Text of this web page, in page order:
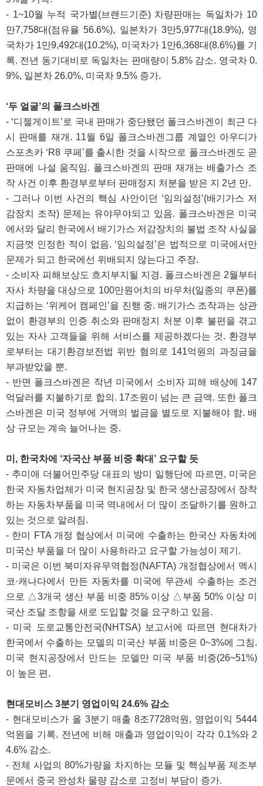
- 1~10월 누적 국가별(브랜드기준) 차량판매는 독일차가 10
만7,758대(점유율 56.6%), 일본차가 3만5,977대(18.9%), 영
국차가 1만9,492대(10.2%), 미국차가 1만6,368대(8.6%)를 기
록. 전년 동기대비로 독일차는 판매량이 5.8% 감소. 영국차 0.
9%, 일본차 26.0%, 미국차 9.5% 증가.
‘두 얼굴’의 폴크스바겐
- ‘디젤게이트’로 국내 판매가 중단됐던 폴크스바겐이 최근 다
시 판매를 재개. 11월 6일 폴크스바겐그룹 계열인 아우디가
스포츠카 ‘R8 쿠페’를 출시한 것을 시작으로 폴크스바겐도 곧
판매에 나설 움직임. 폴크스바겐의 판매 재개는 배출가스 조
작 사건 이후 환경부로부터 판매정지 처분을 받은 지 2년 만.
- 그러나 이번 사건의 핵심 사안이던 ‘임의설정’(배기가스 저
감장치 조작) 문제는 유야무야되고 있음. 폴크스바겐은 미국
에서와 달리 한국에서 배기가스 저감장치의 불법 조작 사실을
지금껏 인정한 적이 없음. ‘임의설정’은 법적으로 미국에서만
문제가 되고 한국에선 위배되지 않는다고 주장.
- 소비자 피해보상도 흐지부지될 지경. 폴크스바겐은 2월부터
자사 차량을 대상으로 100만원어치의 바우처(일종의 쿠폰)를
지급하는 ‘위케어 캠페인’을 진행 중. 배기가스 조작과는 상관
없이 환경부의 인증 취소와 판매정지 처분 이후 불편을 겪고
있는 자사 고객들을 위해 서비스를 제공하겠다는 것. 환경부
로부터는 대기환경보전법 위반 혐의로 141억원의 과징금을
부과받았을 뿐.
- 반면 폴크스바겐은 작년 미국에서 소비자 피해 배상에 147
억달러를 지불하기로 합의. 17조원이 넘는 큰 금액. 또한 폴크
스바겐은 미국 정부에 거액의 벌금을 별도로 지불해야 함. 배
상 규모는 계속 늘어나는 중.
미, 한국차에 ‘자국산 부품 비중 확대’ 요구할 듯
- 추미애 더불어민주당 대표의 방미 일행단에 따르면, 미국은
한국 자동차업체가 미국 현지공장 및 한국 생산공장에서 장착
하는 자동차부품을 미국 역내에서 더 많이 조달하기를 원하고
있는 것으로 알려짐.
- 한미 FTA 개정 협상에서 미국에 수출하는 한국산 자동차에
미국산 부품을 더 많이 사용하라고 요구할 가능성이 제기.
- 미국은 이번 북미자유무역협정(NAFTA) 개정협상에서 멕시
코·캐나다에서 만든 자동차를 미국에 무관세 수출하는 조건
으로 △3개국 생산 부품 비중 85% 이상 △부품 50% 이상 미
국산 조달 조항을 새로 도입할 것을 요구하고 있음.
- 미국 도로교통안전국(NHTSA) 보고서에 따르면 현대차가
한국에서 수출하는 모델의 미국산 부품 비중은 0~3%에 그침.
미국 현지공장에서 만드는 모델만 미국 부품 비중(26~51%)
이 높은 편.
현대모비스 3분기 영업이익 24.6% 감소
- 현대모비스가 올 3분기 매출 8조7728억원, 영업이익 5444
억원을 기록. 전년에 비해 매출과 영업이익이 각각 0.1%와 2
4.6% 감소.
- 전체 사업의 80%가량을 차지하는 모듈 및 핵심부품 제조부
문에서 중국 완성차 물량 감소로 고정비 부담이 증가.